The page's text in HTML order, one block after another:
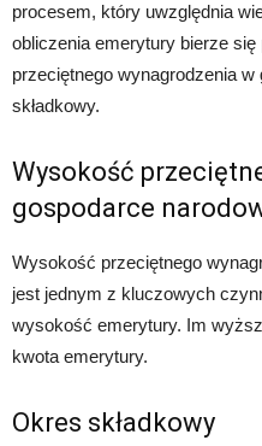
procesem, który uwzględnia
obliczenia emerytury bierze
przeciętnego wynagrodzenia
składkowy.
Wysokość
gospodarce
Wysokość przeciętnego
jest jednym z kluczowych
wysokość emerytury. Im
kwota emerytury.
Okres składkowy